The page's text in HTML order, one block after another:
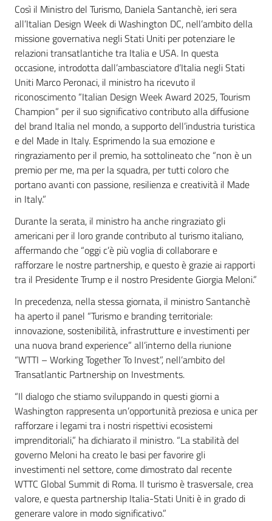
Così il Ministro del Turismo, Daniela Santanchè, ieri sera
all’Italian Design Week di Washington DC, nell’ambito della
missione governativa negli Stati Uniti per potenziare le
relazioni transatlantiche tra Italia e USA. In questa
occasione, introdotta dall’ambasciatore d’Italia negli Stati
Uniti Marco Peronaci, il ministro ha ricevuto il
riconoscimento “Italian Design Week Award 2025, Tourism
Champion” per il suo significativo contributo alla diffusione
del brand Italia nel mondo, a supporto dell’industria turistica
e del Made in Italy. Esprimendo la sua emozione e
ringraziamento per il premio, ha sottolineato che “non è un
premio per me, ma per la squadra, per tutti coloro che
portano avanti con passione, resilienza e creatività il Made
in Italy.”
Durante la serata, il ministro ha anche ringraziato gli
americani per il loro grande contributo al turismo italiano,
affermando che “oggi c’è più voglia di collaborare e
rafforzare le nostre partnership, e questo è grazie ai rapporti
tra il Presidente Trump e il nostro Presidente Giorgia Meloni.”
In precedenza, nella stessa giornata, il ministro Santanchè
ha aperto il panel “Turismo e branding territoriale:
innovazione, sostenibilità, infrastrutture e investimenti per
una nuova brand experience” all’interno della riunione
“WTTI – Working Together To Invest”, nell’ambito del
Transatlantic Partnership on Investments.
“Il dialogo che stiamo sviluppando in questi giorni a
Washington rappresenta un’opportunità preziosa e unica per
rafforzare i legami tra i nostri rispettivi ecosistemi
imprenditoriali,” ha dichiarato il ministro. “La stabilità del
governo Meloni ha creato le basi per favorire gli
investimenti nel settore, come dimostrato dal recente
WTTC Global Summit di Roma. Il turismo è trasversale, crea
valore, e questa partnership Italia-Stati Uniti è in grado di
generare valore in modo significativo.”